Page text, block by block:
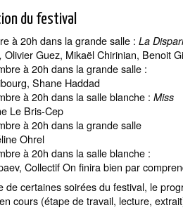
du festival
à 20h dans la grande salle : La
Olivier Guez, Mikaël Chirinian, Benoit
à 20h dans la grande salle :
Shane Haddad
à 20h dans la salle blanche : Miss
Le Bris-Cep
à 20h dans la grande salle
Ohrel
à 20h dans la salle blanche :
Collectif On finira bien par
de certaines soirées du festival, le
cours (étape de travail, lecture,